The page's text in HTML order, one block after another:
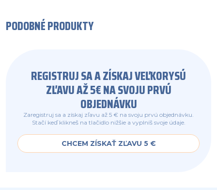
PODOBNÉ PRODUKTY
REGISTRUJ SA A ZÍSKAJ VEĽKORYSÚ
ZĽAVU AŽ 5€ NA SVOJU PRVÚ
OBJEDNÁVKU
Zaregistruj sa a získaj zľavu až 5 € na svoju prvú objednávku.
Stačí keď klikneš na tlačidlo nižšie a vyplníš svoje údaje.
CHCEM ZÍSKAŤ ZĽAVU 5 €